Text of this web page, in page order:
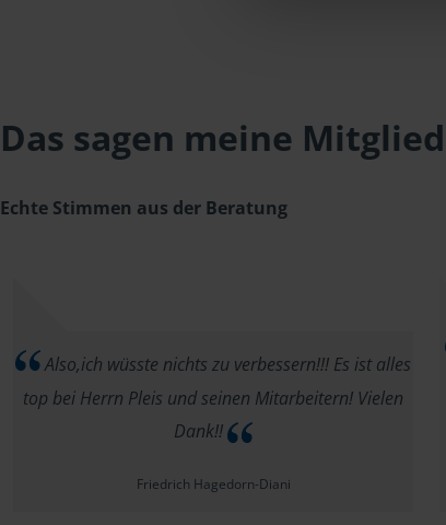
Das sagen meine
Echte Stimmen aus der Beratung
Also,ich wüsste nichts zu verbessern!!! Es ist alles
top bei Herrn Pleis und seinen Mitarbeitern! Vielen
Dank!!
Friedrich Hagedorn-Diani